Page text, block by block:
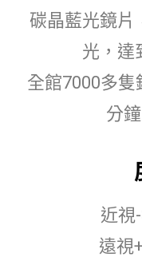
碳晶藍光鏡片
光，達
全館7000多
分
近視
遠視